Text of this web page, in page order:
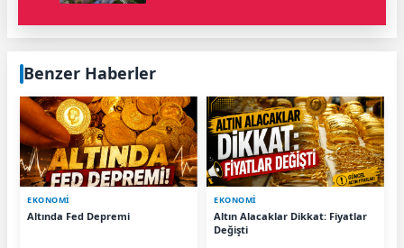
Benzer Haberler
EKONOMİ
Altında Fed Depremi
EKONOMİ
Altın Alacaklar Dikkat: Fiyatlar
Değişti